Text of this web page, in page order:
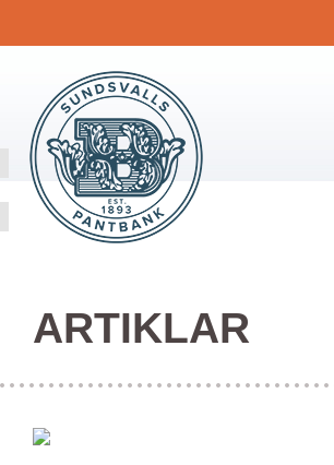
ARTIKLAR